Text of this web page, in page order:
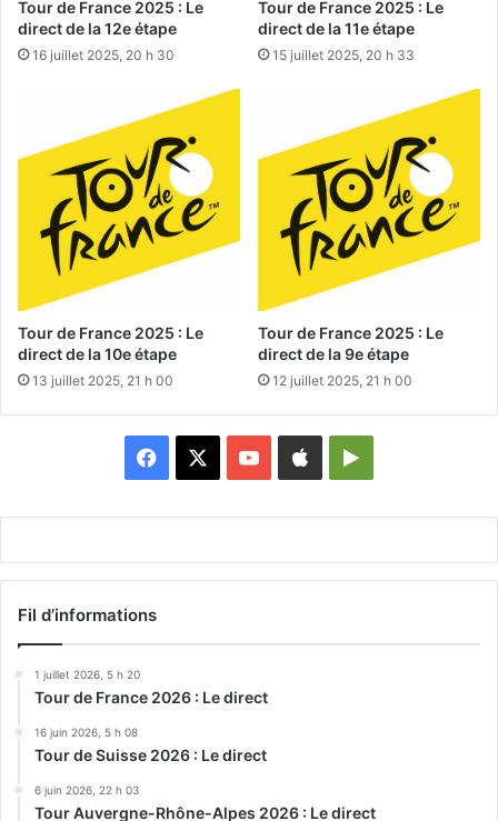
Tour de France 2025 : Le
direct de la 12e étape
16 juillet 2025, 20 h 30
Tour de France 2025 : Le
direct de la 11e étape
15 juillet 2025, 20 h 33
Tour de France 2025 : Le
direct de la 10e étape
13 juillet 2025, 21 h 00
Tour de France 2025 : Le
direct de la 9e étape
12 juillet 2025, 21 h 00
Facebook YouTubeAppleGoogle
Fil d’informations
1 juillet 2026, 5 h 20
Tour de France 2026 : Le direct
16 juin 2026, 5 h 08
Tour de Suisse 2026 : Le direct
6 juin 2026, 22 h 03
Tour Auvergne-Rhône-Alpes 2026 : Le direct